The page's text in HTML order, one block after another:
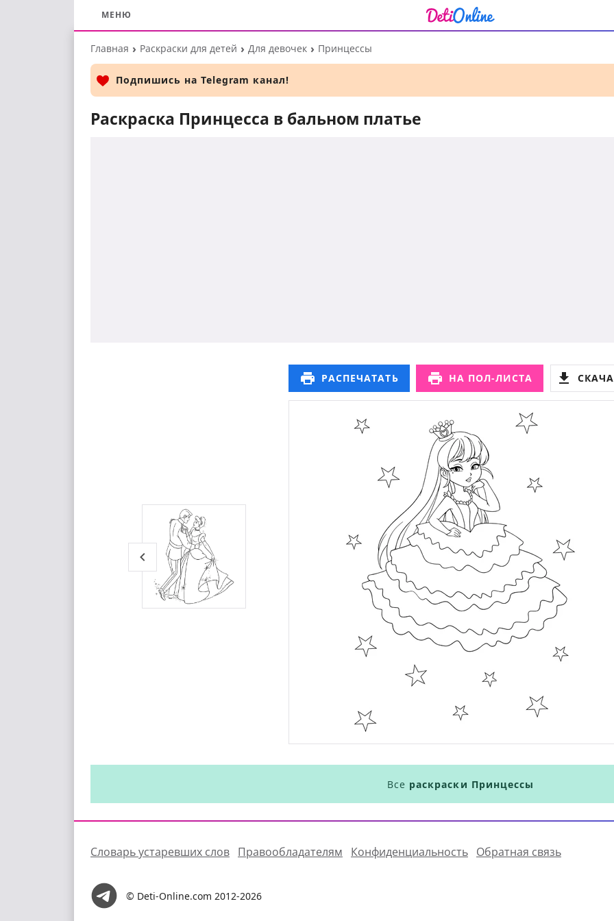
основному
контенту
МЕНЮ
Главная Раскраски для детей Для девочек Принцессы
Подпишись на Telegram канал!
Раскраска Принцесса в бальном платье
РАСПЕЧАТАТЬ НА ПОЛ-ЛИСТА
Все раскраски Принцессы
Словарь устаревших слов Правообладателям Конфиденциальность Обратная связь
© Deti-Online.com 2012-2026